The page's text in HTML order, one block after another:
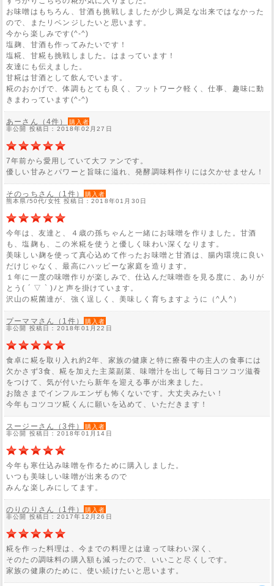
お味噌はもちろん、甘酒も挑戦しましたが少し満足な出来ではなかった
ので、またリベンジしたいと思います。
今から楽しみです(^-^)
塩麹、甘酒も作ってみたいです！
塩糀、甘糀も挑戦しました。はまっています！
友達にも伝えました。
甘糀は甘酒として飲んでいます。
糀のおかげで、体調もとても良く、フットワーク軽く、仕事、趣味に動
きまわっています(^-^)
あーさん（4件）
購入者
非公開 投稿日：2018年02月27日
7年前から愛用していて大ファンです。
優しい甘みとパワーと旨味に溢れ、発酵調味料作りには欠かせません！
そのっちさん（1件）
購入者
熊本県/50代/女性 投稿日：2018年01月30日
今年は、友達と、４歳の孫ちゃんと一緒にお味噌を作りました。甘酒
も、塩麹も、この米糀を使うと優しく味わい深くなります。
美味しい麹を使って真心込めて作ったお味噌と甘酒は、腸内環境に良い
だけじゃなく、最高にハッピーな家庭を造ります。
１年に一度の味噌作りが楽しみで、仕込んだ味噌壺を見る度に、ありが
とう( ´ ▽ ` )ﾉと声を掛けています。
沢山の糀菌達が、強く逞しく、美味しく育ちますように（^人^）
プーママさん（1件）
購入者
非公開 投稿日：2018年01月22日
食卓に糀を取り入れ約2年、家族の健康と特に療養中の主人の食事には
欠かさず3食、糀を加えた主菜副菜、味噌汁を出して毎日コツコツ滋養
をつけて、気が付いたら新年を迎える事が出来ました。
お陰さまでインフルエンザも怖くないです。大丈夫みたい！
今年もコツコツ糀くんに願いを込めて、いただきます！
スージーさん（3件）
購入者
非公開 投稿日：2018年01月14日
今年も寒仕込み味噌を作るために購入しました。
いつも美味しい味噌が出来るので
みんな楽しみにしてます。
のりのりさん（1件）
購入者
非公開 投稿日：2017年12月26日
糀を作った料理は、今までの料理とは違って味わい深く、
そのたの調味料の購入額も減ったので、いいこと尽くしです。
家族の健康のために、使い続けたいと思います。